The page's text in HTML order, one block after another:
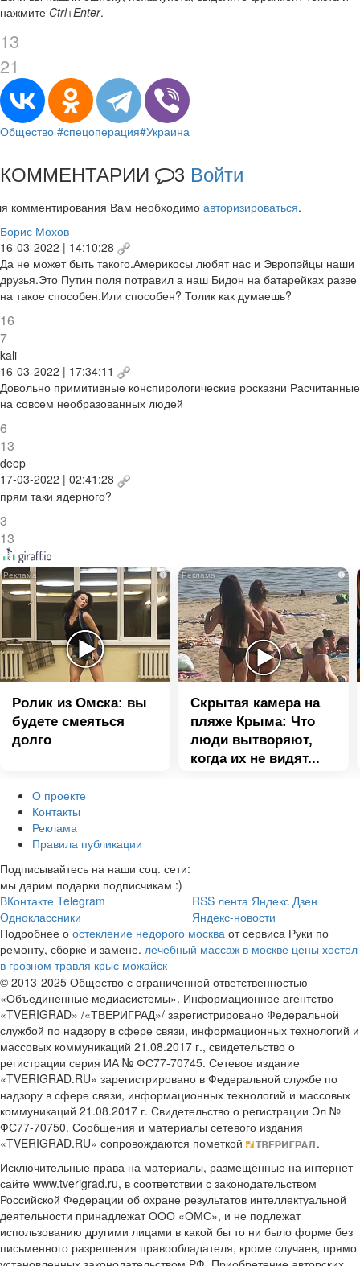
нажмите Ctrl+Enter.
13
21
Общество #спецоперация#Украина
КОММЕНТАРИИ 3 Войти
комментирования Вам необходимо авторизироваться.
Борис Мохов
16-03-2022 | 14:10:28
Да не может быть такого.Америкосы любят нас и Эвропэйцы наши
друзья.Это Путин поля потравил а наш Бидон на батарейках разве
на такое способен.Или способен? Толик как думаешь?
16
7
kali
16-03-2022 | 17:34:11
Довольно примитивные конспирологические росказни Расчитанные
на совсем необразованных людей
6
13
deep
17-03-2022 | 02:41:28
прям таки ядерного?
3
13
i
Ролик из Омска: вы
будете смеяться
долго
i
Скрытая камера на
пляже Крыма: Что
люди вытворяют,
когда их не видят...
О проекте
Контакты
Реклама
Правила публикации
Подписывайтесь на наши соц. сети:
мы дарим подарки подписчикам :)
ВКонтакте Telegram
Одноклассники
RSS лента Яндекс Дзен
Яндекс-новости
Подробнее о остекление недорого москва от сервиса Руки по
ремонту, сборке и замене. лечебный массаж в москве цены хостел
в грозном травля крыс можайск
© 2013-2025 Общество с ограниченной ответственностью
«Объединенные медиасистемы». Информационное агентство
«TVERIGRAD» /«ТВЕРИГРАД»/ зарегистрировано Федеральной
службой по надзору в сфере связи, информационных технологий и
массовых коммуникаций 21.08.2017 г., свидетельство о
регистрации серия ИА № ФС77-70745. Сетевое издание
«TVERIGRAD.RU» зарегистрировано в Федеральной службе по
надзору в сфере связи, информационных технологий и массовых
коммуникаций 21.08.2017 г. Свидетельство о регистрации Эл №
ФС77-70750. Сообщения и материалы сетевого издания
«TVERIGRAD.RU» сопровождаются пометкой
.
Исключительные права на материалы, размещённые на интернет-
сайте www.tverigrad.ru, в соответствии с законодательством
Российской Федерации об охране результатов интеллектуальной
деятельности принадлежат ООО «ОМС», и не подлежат
использованию другими лицами в какой бы то ни было форме без
письменного разрешения правообладателя, кроме случаев, прямо